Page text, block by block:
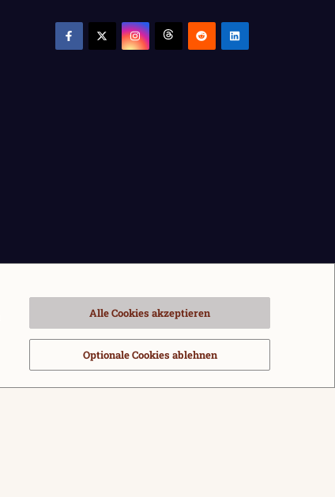
Alle Cookies akzeptieren
Optionale Cookies ablehnen